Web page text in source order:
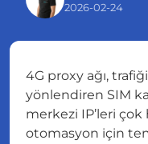
2026-02-24
4G proxy ağı,
yönlendiren SIM
merkezi IP’leri çok
otomasyon için